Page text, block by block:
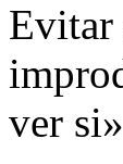
Evitar
ver